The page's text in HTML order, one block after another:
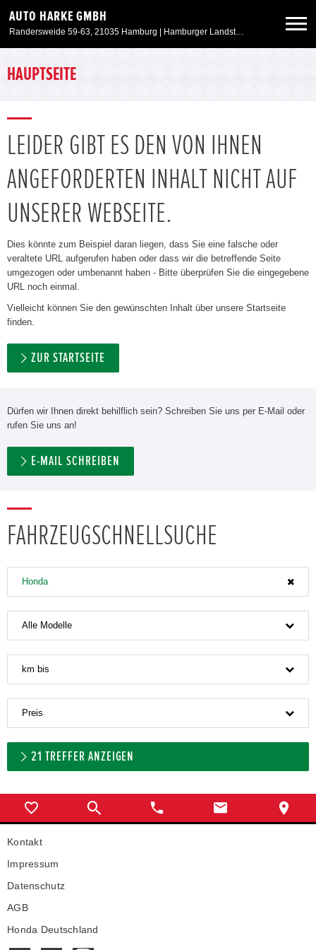
AUTO HARKE GMBH
Randersweide 59-63, 21035 Hamburg | Hamburger Landstr. 50, 21357 Bardowick
Neuwagen
Aktionen & Angebote
Unser Autohaus
HAUPTSEITE
LEIDER GIBT ES DEN VON IHNEN
ANGEFORDERTEN INHALT NICHT AUF
UNSERER WEBSEITE.
Dies könnte zum Beispiel daran liegen, dass Sie eine falsche oder
veraltete URL aufgerufen haben oder dass wir die betreffende Seite
umgezogen oder umbenannt haben - Bitte überprüfen Sie die eingegebene
URL noch einmal.
Vielleicht können Sie den gewünschten Inhalt über unsere Startseite
finden.
ZUR STARTSEITE
Dürfen wir Ihnen direkt behilflich sein? Schreiben Sie uns per E-Mail oder
rufen Sie uns an!
E-MAIL SCHREIBEN
FAHRZEUGSCHNELLSUCHE
Honda
Alle Modelle
km bis
Preis
21 TREFFER ANZEIGEN
Kontakt
Impressum
Datenschutz
AGB
Honda Deutschland